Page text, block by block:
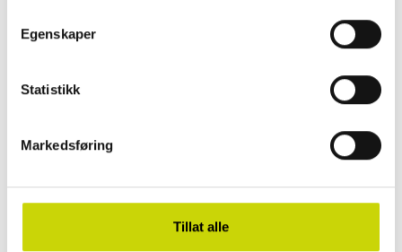
Egenskaper
Statistikk
Markedsføring
Tillat alle
En spesialdesignet elastisk stropp holder innholdet trygt på plass,
innerlommen.
Bandwallet rommer opptil 12 kort og har ekstra plass til sedler. Den
innebygde Cardprotectoren i aluminium beskytter kortene mot bøying,
trådløs avlesning. Kortene skyves enkelt ut med én bevegelse for rask og
oversiktlig tilgang.